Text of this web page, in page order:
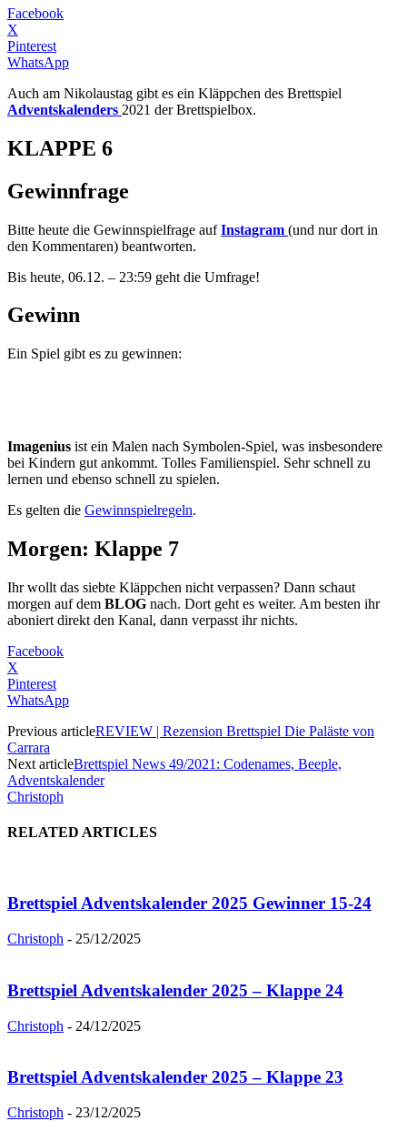
Facebook
X
Pinterest
WhatsApp
Auch am Nikolaustag gibt es ein Kläppchen des Brettspiel
Adventskalenders 2021 der Brettspielbox.
KLAPPE 6
Gewinnfrage
Bitte heute die Gewinnspielfrage aufInstagram (und nur dort in
den Kommentaren) beantworten.
Bis heute, 06.12. – 23:59 geht die Umfrage!
Gewinn
Ein Spiel gibt es zu gewinnen:
Imagenius ist ein Malen nach Symbolen-Spiel, was insbesondere
bei Kindern gut ankommt. Tolles Familienspiel. Sehr schnell zu
lernen und ebenso schnell zu spielen.
Es gelten die Gewinnspielregeln.
Morgen: Klappe 7
Ihr wollt das siebte Kläppchen nicht verpassen? Dann schaut
morgen auf dem BLOG nach. Dort geht es weiter. Am besten ihr
aboniert direkt den Kanal, dann verpasst ihr nichts.
Facebook
X
Pinterest
WhatsApp
Previous articleREVIEW | Rezension Brettspiel Die Paläste von
Carrara
Next articleBrettspiel News 49/2021: Codenames, Beeple,
Adventskalender
Christoph
RELATED ARTICLES
Brettspiel Adventskalender 2025 Gewinner 15-24
Christoph - 25/12/2025
Brettspiel Adventskalender 2025 – Klappe 24
Christoph - 24/12/2025
Brettspiel Adventskalender 2025 – Klappe 23
Christoph - 23/12/2025